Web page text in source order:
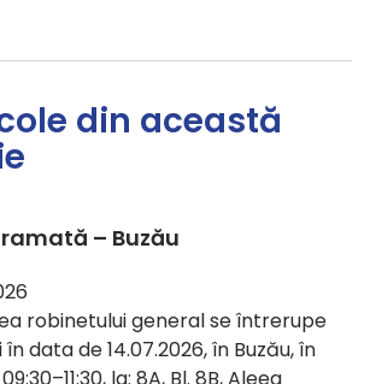
din această
– Buzău
robinetului general se întrerupe
data de 14.07.2026, în Buzău, în